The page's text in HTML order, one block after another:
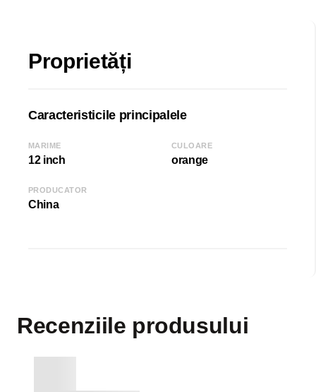
Proprietăți
Caracteristicile principalele
MARIME
12 inch
CULOARE
orange
PRODUCATOR
China
Recenziile produsului